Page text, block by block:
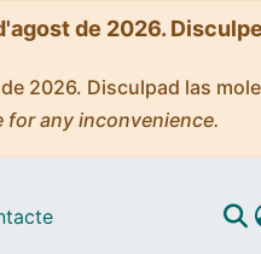
de 2026.
2026. Disculpad las
any inconvenience.